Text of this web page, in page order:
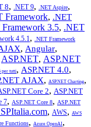
8, .NET 9, .NET Aspire,
Framework, .NET
3.5, .NET
4.5.1 ,
.NET Framework
, Angular,
ASP.NET, ASP.NET
per tutti, ASP.NET 4.0,
AJAX, ASP.NET Charting,
Core 2, ASP.NET
7, ASP.NET Core 8, ASP.NET
, AWS,
AWS
Functions, Azure OpenAI,